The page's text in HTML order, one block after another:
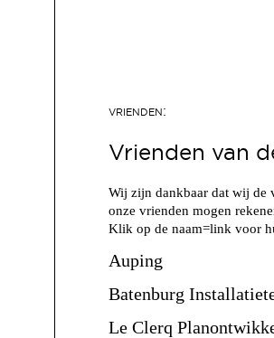
Vrienden van
Wij zijn dankbaar dat wij de
onze vrienden mogen
Klik op de naam=link voor
Auping
Batenburg
Le Clerq